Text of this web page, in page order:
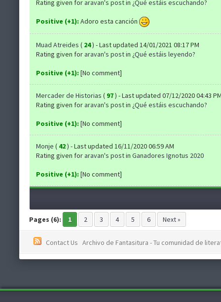
Rating given for aravan's postin ¿Qué estáis escuchando?
Positive (+1): Adoro esta canción
Muad Atreides ( 24) - Last updated 14/01/2021 08:17 PM
Rating given for aravan's postin ¿Qué estáis leyendo?
Positive (+1): [No comment]
Mercader de Historias ( 97) - Last updated 07/12/2020 04:43
Rating given for aravan's postin ¿Qué estáis escuchando?
Positive (+1): [No comment]
Monje ( 42) - Last updated 16/11/2020 06:59 AM
Rating given for aravan's postin Ganadores Ignotus 2020
Positive (+1): [No comment]
Pages (6): 1 2 3 4 5 6 Next »
Contact Us Archivo de Fantasitura - Tu comunidad de